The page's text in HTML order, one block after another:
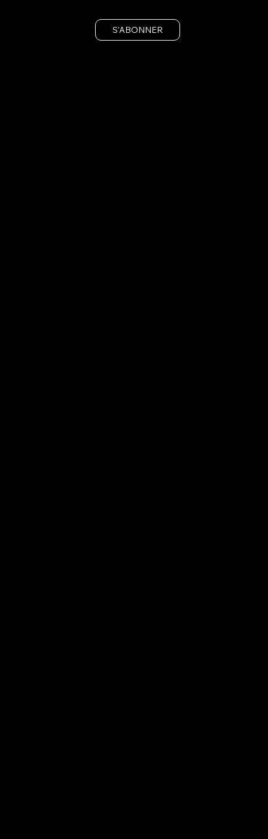
S'ABONNER